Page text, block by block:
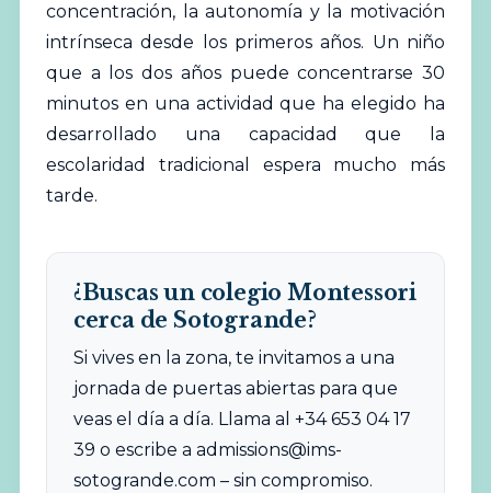
concentración, la autonomía y la motivación
intrínseca desde los primeros años. Un niño
que a los dos años puede concentrarse 30
minutos en una actividad que ha elegido ha
desarrollado una capacidad que la
escolaridad tradicional espera mucho más
tarde.
¿Buscas un colegio Montessori
cerca de Sotogrande?
Si vives en la zona, te invitamos a una
jornada de puertas abiertas para que
veas el día a día. Llama al +34 653 04 17
39 o escribe a admissions@ims-
sotogrande.com – sin compromiso.